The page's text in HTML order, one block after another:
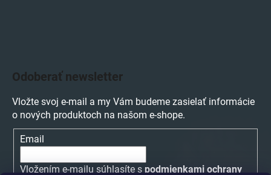
Odoberať newsletter
Vložte svoj e-mail a my Vám budeme zasielať informácie
o nových produktoch na našom e-shope.
Email
Vložením e-mailu súhlasíte s podmienkami ochrany